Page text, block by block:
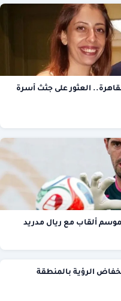
العثور على جثث أسرة
ألقاب مع ريال مدريد
الرؤية بالمنطقة